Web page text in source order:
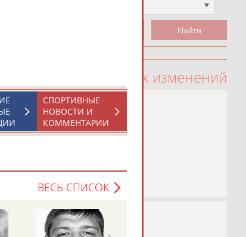
100 последних изменений
СПОРТИВНЫЕ
НОВОСТИ И
КОММЕНТАРИИ
ВЕСЬ СПИСОК